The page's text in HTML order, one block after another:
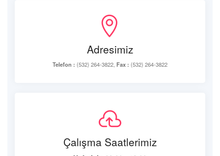
Adresimiz
Telefon : (532) 264-3822, Fax : (532) 264-3822
Çalışma Saatlerimiz